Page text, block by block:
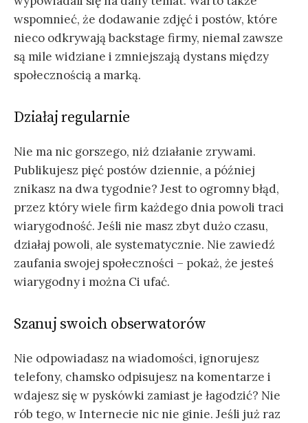
wspomnieć, że dodawanie zdjęć i postów, które
nieco odkrywają backstage firmy, niemal zawsze
są mile widziane i zmniejszają dystans między
społecznością a marką.
Działaj regularnie
Nie ma nic gorszego, niż działanie zrywami.
Publikujesz pięć postów dziennie, a później
znikasz na dwa tygodnie? Jest to ogromny błąd,
przez który wiele firm każdego dnia powoli traci
wiarygodność. Jeśli nie masz zbyt dużo czasu,
działaj powoli, ale systematycznie. Nie zawiedź
zaufania swojej społeczności – pokaż, że jesteś
wiarygodny i można Ci ufać.
Szanuj swoich obserwatorów
Nie odpowiadasz na wiadomości, ignorujesz
telefony, chamsko odpisujesz na komentarze i
wdajesz się w pyskówki zamiast je łagodzić? Nie
rób tego, w Internecie nic nie ginie. Jeśli już raz